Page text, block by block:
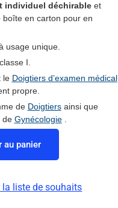
individuel déchirableet
en carton pour en
usage unique.
I.
le Doigtiers d’examen médical
propre.
de Doigtiersainsi que
de Gynécologie.
au panier
la liste de souhaits